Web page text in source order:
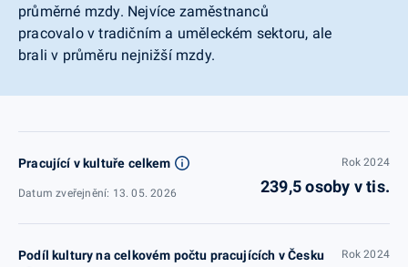
průměrné mzdy. Nejvíce zaměstnanců
pracovalo v tradičním a uměleckém sektoru, ale
brali v průměru nejnižší mzdy.
Pracující v kultuře celkem
Datum zveřejnění: 13. 05. 2026
Rok 2024
239,5 osoby v tis.
Podíl kultury na celkovém počtu pracujících v Česku Rok 2024